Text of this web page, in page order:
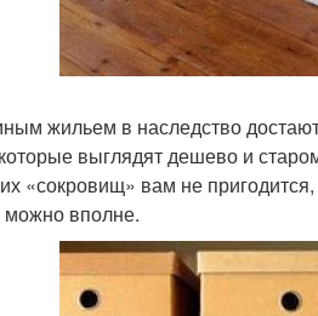
жильем в наследство
выглядят дешево и
«сокровищ» вам не
можно вполне.